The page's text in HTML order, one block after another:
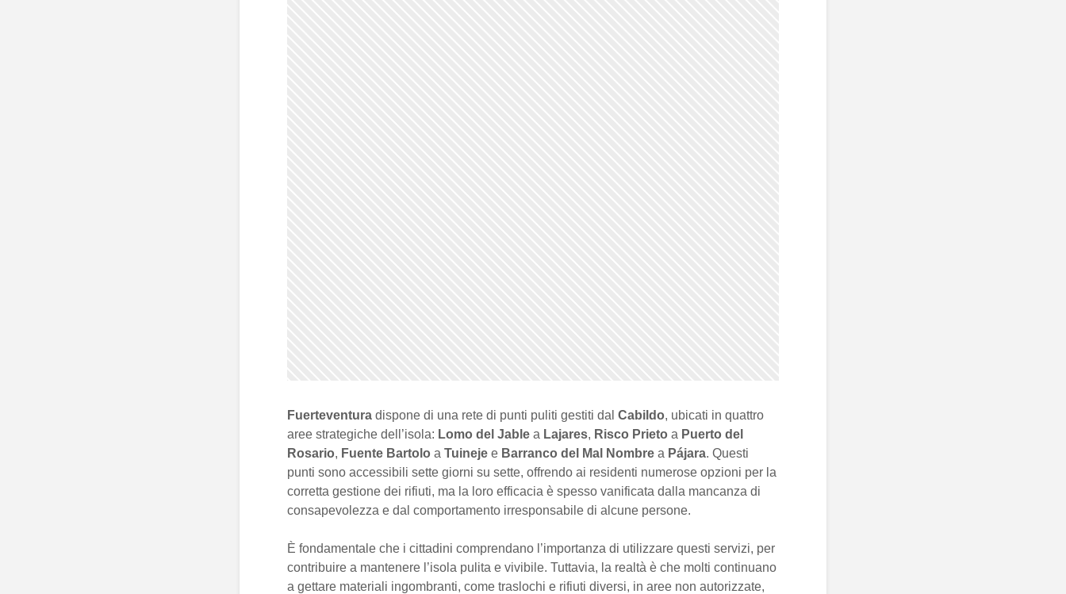
Fuerteventura dispone di una rete di punti puliti gestiti dal Cabildo, ubicati in quattro
aree strategiche dell’isola: Lomo del Jable a Lajares, Risco Prieto a Puerto del
Rosario, Fuente Bartolo a Tuineje e Barranco del Mal Nombre a Pájara. Questi
punti sono accessibili sette giorni su sette, offrendo ai residenti numerose opzioni per la
corretta gestione dei rifiuti, ma la loro efficacia è spesso vanificata dalla mancanza di
consapevolezza e dal comportamento irresponsabile di alcune persone.
È fondamentale che i cittadini comprendano l’importanza di utilizzare questi servizi, per
contribuire a mantenere l’isola pulita e vivibile. Tuttavia, la realtà è che molti continuano
a gettare materiali ingombranti, come traslochi e rifiuti diversi, in aree non autorizzate,